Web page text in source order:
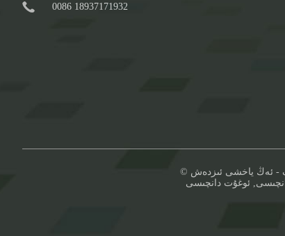
0086 18937171932
- ئەڭ ياخشى ئىزدەش
ئوغۇت دانچىسى